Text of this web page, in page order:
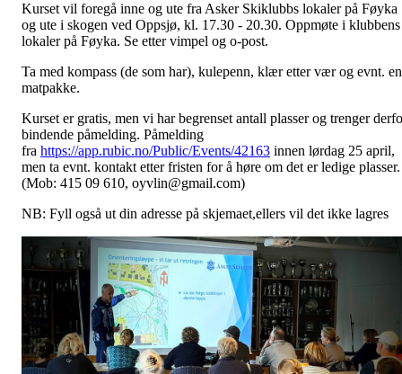
Kurset vil foregå inne og ute fra Asker Skiklubbs lokaler på Føyka
og ute i skogen ved Oppsjø, kl. 17.30 - 20.30. Oppmøte i klubbens
lokaler på Føyka. Se etter vimpel og o-post.
Ta med kompass (de som har), kulepenn, klær etter vær og evnt. en
matpakke.
Kurset er gratis, men vi har begrenset antall plasser og trenger
bindende påmelding. Påmelding
fra https://app.rubic.no/Public/Events/42163 innen lørdag 25 april,
men ta evnt. kontakt etter fristen for å høre om det er ledige plasser.
(Mob: 415 09 610, oyvlin@gmail.com)
NB: Fyll også ut din adresse på skjemaet,ellers vil det ikke lagres